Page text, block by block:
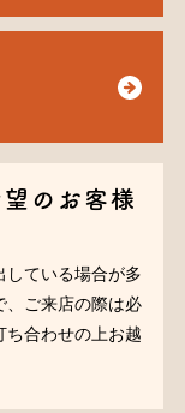
のお客様
している場合が多
、ご来店の際は必
ち合わせの上お越